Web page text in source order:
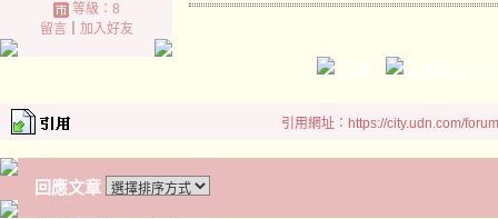
等級：8
留言｜ 加入好友
引用網址：https://city.udn.com/
回應文章